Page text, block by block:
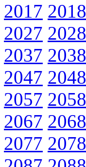
2017 2018
2027 2028
2037 2038
2047 2048
2057 2058
2067 2068
2077 2078